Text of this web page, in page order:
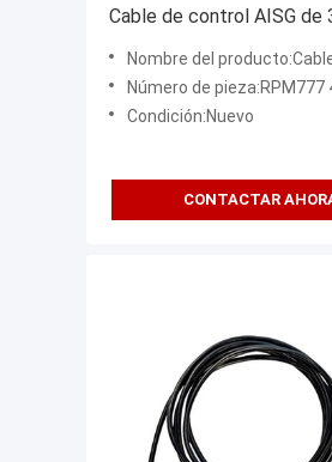
Cable de control AISG de
para RBS6601
Nombre del producto:Cable de
Número de pieza:RPM777
Condición:Nuevo
CONTACTAR